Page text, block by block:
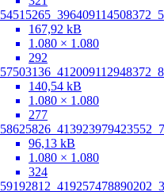
167,92 kB
1.080 × 1.080
292
140,54 kB
1.080 × 1.080
277
96,13 kB
1.080 × 1.080
324